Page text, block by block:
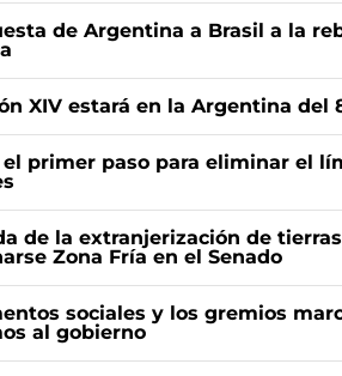
de Argentina a Brasil a la
XIV estará en la Argentina del
primer paso para eliminar el
de la extranjerización de
Zona Fría en el Senado
sociales y los gremios
al gobierno